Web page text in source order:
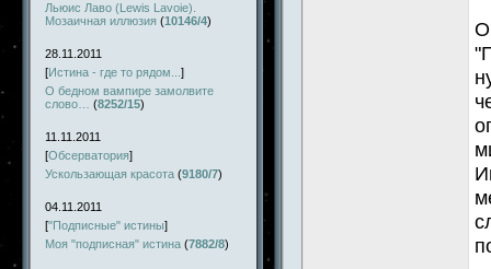
Льюис Лаво (Lewis Lavoie).
Мозаичная иллюзия (10146/4)
28.11.2011
[Истина - где то рядом... ]
О бедном вампире замолвите
слово…
(8252/15)
11.11.2011
[Обсерватория]
Ускользающая красота (9180/7)
04.11.2011
["Подписные" истины]
Моя "подписная" истина (7882/8)